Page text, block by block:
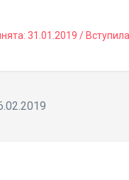
31.01.2019 /